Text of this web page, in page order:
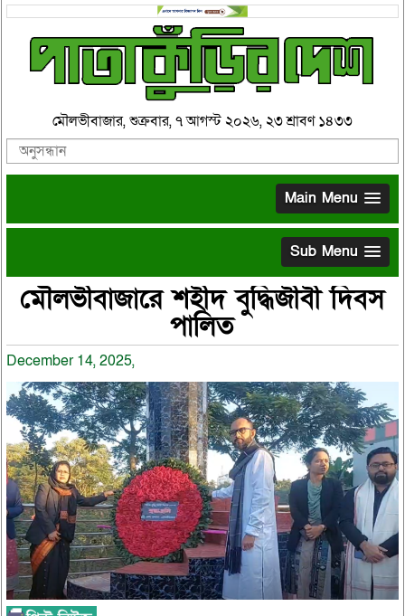
মৌলভীবাজার, শুক্রবার, ৭ আগস্ট ২০২৬, ২৩ শ্রাবণ ১৪৩৩
Main Menu
Sub Menu
মৌলভীবাজারে শহীদ বুদ্ধিজীবী দিবস
পালিত
December 14, 2025,